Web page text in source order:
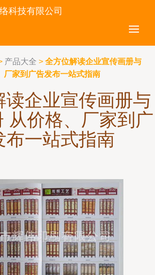
科技有限公司
产品大全 > 全方位解读企业宣传画册与
厂家到广告发布一站式指南
读企业宣传画册与
从价格、厂家到广
布一站式指南